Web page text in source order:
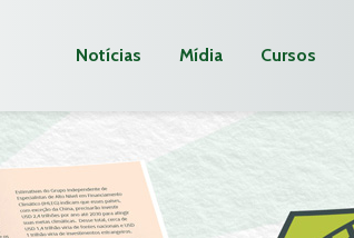
Notícias Mídia Cursos